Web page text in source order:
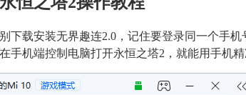
下载安装无界趣连2.0，记住要登录同一个手
手机端控制电脑打开永恒之塔2，就能用手机精